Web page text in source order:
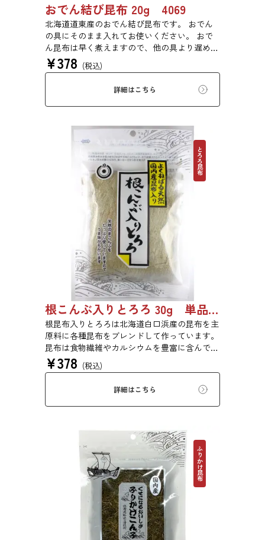
おでん結び昆布 20g 4069
北海道道東産のおでん結び昆布です。 おでん
の具にそのまま入れてお使いください。 おで
ん昆布は早く煮えますので、他の具より遅めに
入れるとうまく煮えます。
¥378 (税込)
詳細はこちら
とろろ昆布
根こんぶ入りとろろ 30g 単品 5袋セット 20袋セット 1877
根昆布入りとろろは北海道白口浜産の昆布を主
原料に各種昆布をブレンドして作っています。
昆布は食物繊維やカルシウムを豊富に含んでい
ます。薄くふんわりと削っており、ご飯やお吸
い物、うどんに入れて美味しく召し上がれま
す。お口の中でとろーり、つるっと広がる根昆
布入りとろろを是非ご賞味ください。
¥378 (税込)
詳細はこちら
ふりかけ昆布